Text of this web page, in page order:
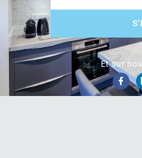
Et sur